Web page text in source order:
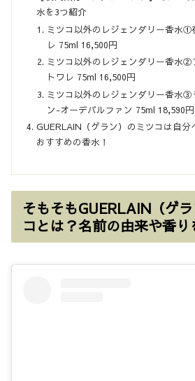
水を3つ紹介
ミツコ以外のレジェンダリー香水①
レ 75ml 16,500円
ミツコ以外のレジェンダリー香水
トワレ 75ml 16,500円
ミツコ以外のレジェンダリー香水③
ン-オーデパルファン 75ml 18,590円
GUERLAIN（ゲラン）のミツコは自分
おすすめの香水！
そもそもGUERLAIN（ゲ
コとは？名前の由来や香